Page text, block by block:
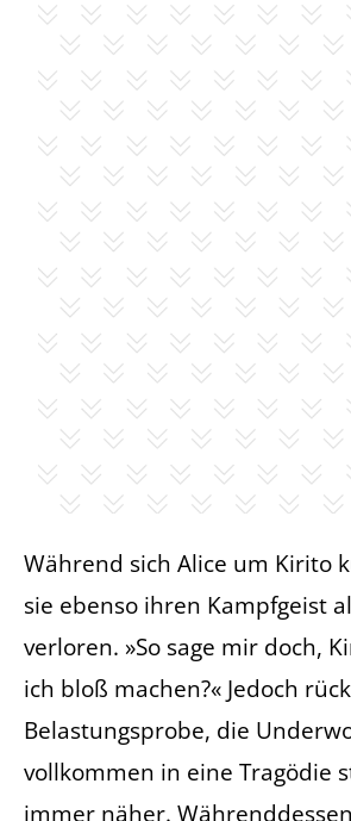
Während sich Alice um Kirito
sie ebenso ihren Kampfgeist
verloren. »So sage mir doch,
ich bloß machen?« Jedoch
Belastungsprobe, die
vollkommen in eine Tragödie
immer näher.